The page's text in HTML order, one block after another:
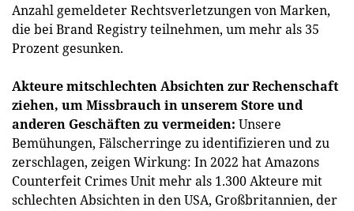
Anzahl gemeldeter Rechtsverletzungen von Marken,
die bei Brand Registry teilnehmen, um mehr als 35
Prozent gesunken.
Akteure mitschlechten Absichten zur Rechenschaft
ziehen, um Missbrauch in unserem Store und
anderen Geschäften zu vermeiden: Unsere
Bemühungen, Fälscherringe zu identifizieren und zu
zerschlagen, zeigen Wirkung: In 2022 hat Amazons
Counterfeit Crimes Unit mehr als 1.300 Akteure mit
schlechten Absichten in den USA, Großbritannien, der